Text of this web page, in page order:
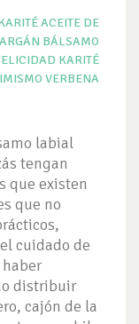
ACEITE DE
ARGÁN BÁLSAMO
KARITÉ
VERBENA
labial
tengan
que existen
que no
cuidado de
distribuir
cajón de la